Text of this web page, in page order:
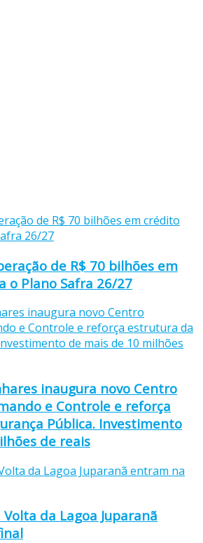
de R$ 70 bilhões em
o Plano Safra 26/27
inaugura novo Centro
e Controle e reforça
Pública. Investimento
de reais
da Lagoa Juparanã